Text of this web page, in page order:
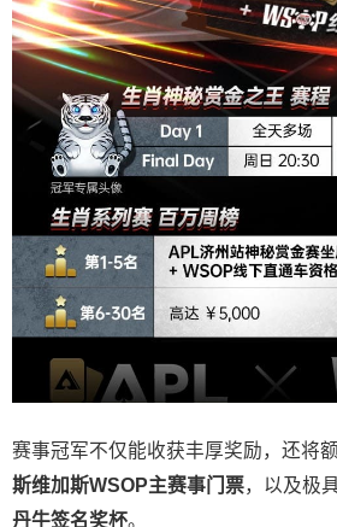
赛事冠军不仅能收获丰厚奖励，还将
斯维加斯WSOP主赛事门票，以及极
丹牛签名奖杯。